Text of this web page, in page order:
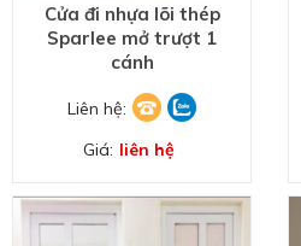
Cửa đi nhựa lõi thép
Sparlee mở trượt 1
cánh
Liên hệ:
Giá: liên hệ